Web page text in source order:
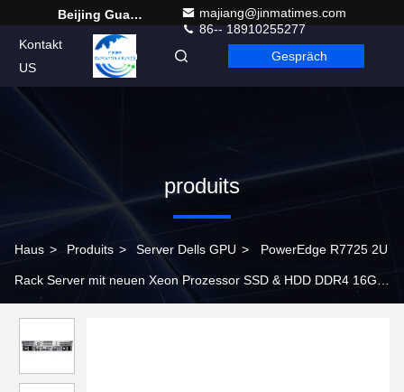
Beijing Guangtian Runze Technology Co., Ltd.
majiang@jinmatimes.com
86-- 18910255277
Kontakt
US
German Gespräch
produits
Haus > Produits > Server Dells GPU > PowerEdge R7725 2U
Rack Server mit neuen Xeon Prozessor SSD & HDD DDR4 16GB-